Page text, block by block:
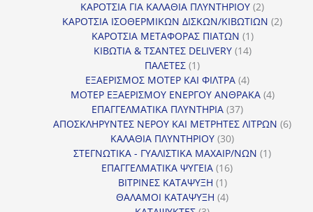
προϊόν
ΚΑΡΟΤΣΙΑ ΓΙΑ ΚΑΛΑΘΙΑ ΠΛΥΝΤΗΡΙΟΥ 22
προϊόντα
ΚΑΡΟΤΣΙΑ ΙΣΟΘΕΡΜΙΚΩΝ ΔΙΣΚΩΝ/ΚΙΒΩΤΙΩΝ 22
ΚΑΡΟΤΣΙΑ ΜΕΤΑΦΟΡΑΣ ΠΙΑΤΩΝ 11
προϊόν
ΚΙΒΩΤΙΑ & ΤΣΑΝΤΕΣ DELIVERY 1414
ΠΑΛΕΤΕΣ 11
προϊόν
ΕΞΑΕΡΙΣΜΟΣ ΜΟΤΕΡ ΚΑΙ ΦΙΛΤΡΑ 44
προϊόντα
ΜΟΤΕΡ ΕΞΑΕΡΙΣΜΟΥ ΕΝΕΡΓΟΥ ΑΝΘΡΑΚΑ 44
ΕΠΑΓΓΕΛΜΑΤΙΚΑ ΠΛΥΝΤΗΡΙΑ 3737
προϊόντα
ΑΠΟΣΚΛΗΡΥΝΤΕΣ ΝΕΡΟΥ ΚΑΙ ΜΕΤΡΗΤΕΣ ΛΙΤΡΩΝ 66
ΚΑΛΑΘΙΑ ΠΛΥΝΤΗΡΙΟΥ 3030
προϊόντα
ΣΤΕΓΝΩΤΙΚΑ - ΓΥΑΛΙΣΤΙΚΑ ΜΑΧΑΙΡ/ΝΩΝ 11
ΕΠΑΓΓΕΛΜΑΤΙΚΑ ΨΥΓΕΙΑ 1616
ΒΙΤΡΙΝΕΣ ΚΑΤΑΨΥΞΗ 11
προϊόν
ΘΑΛΑΜΟΙ ΚΑΤΑΨΥΞΗ 44